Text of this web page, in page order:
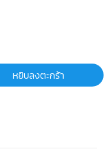
หยิบลงตะกร้า